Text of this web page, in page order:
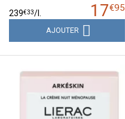
17€95
239€33/
AJOUTER